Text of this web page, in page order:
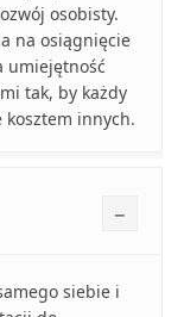
osobisty.
na osiągnięcie
umiejętność
tak, by każdy
kosztem innych.
siebie i